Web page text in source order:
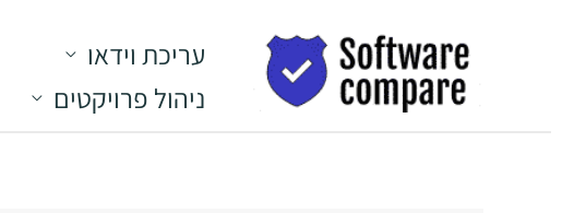
עריכת וידאו
ניהול פרויקטים